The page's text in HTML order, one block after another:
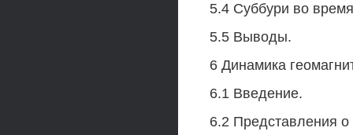
5.4 Суббури во
5.5 Выводы.
6 Динамика
6.1 Введение.
6.2 Представления